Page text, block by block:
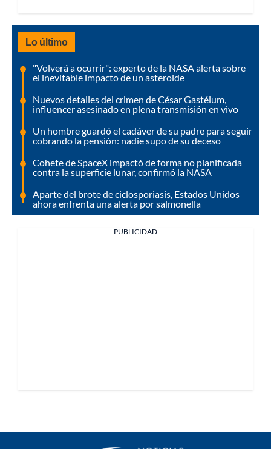
Lo último
"Volverá a ocurrir": experto de la NASA alerta sobre
el inevitable impacto de un asteroide
Nuevos detalles del crimen de César Gastélum,
influencer asesinado en plena transmisión en vivo
Un hombre guardó el cadáver de su padre para seguir
cobrando la pensión: nadie supo de su deceso
Cohete de SpaceX impactó de forma no planificada
contra la superficie lunar, confirmó la NASA
Aparte del brote de ciclosporiasis, Estados Unidos
ahora enfrenta una alerta por salmonella
PUBLICIDAD